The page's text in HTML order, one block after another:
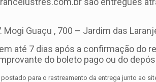
Guaçu , 700 – Jardim das
até 7 dias após a confirmação
do boleto pago ou do
para o rastreamento da entrega junto ao